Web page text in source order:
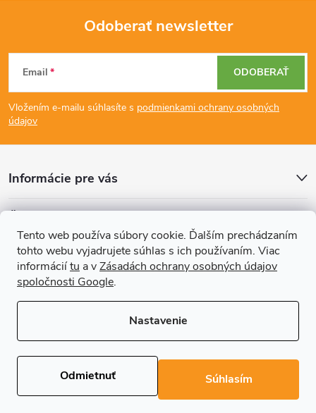
Tento web používa súbory cookie. Ďalším prechádzaním
tohto webu vyjadrujete súhlas s ich používaním. Viac
informáciítu a vZásadách ochrany osobných údajov
spoločnosti Google.
Nastavenie
Odmietnuť Súhlasím
Z
á
p
ä
t
Odoberať newsletter
Email
Vložením e-mailu súhlasíte s podmienkami ochrany osobných
údajov
ODOBERAŤ
Informácie pre vás
Prijímame online platby
Copyright 2026REGALS.sk. Všetky práva vyhradené.Upraviť nastavenie
cookies